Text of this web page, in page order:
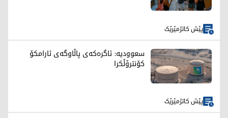
پێش کاتژمێرێک
سعوودیە: ئاگرەکەی پاڵاوگەی ئارامکۆ
کۆنترۆڵکرا
پێش کاتژمێرێک